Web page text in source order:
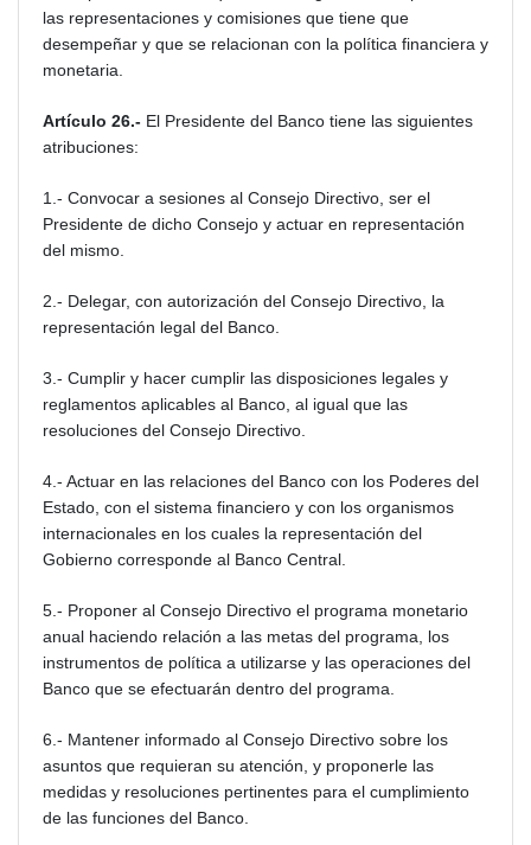
las representaciones y comisiones que tiene que
desempeñar y que se relacionan con la política financiera y
monetaria.
Artículo 26.- El Presidente del Banco tiene las siguientes
atribuciones:
1.- Convocar a sesiones al Consejo Directivo, ser el
Presidente de dicho Consejo y actuar en representación
del mismo.
2.- Delegar, con autorización del Consejo Directivo, la
representación legal del Banco.
3.- Cumplir y hacer cumplir las disposiciones legales y
reglamentos aplicables al Banco, al igual que las
resoluciones del Consejo Directivo.
4.- Actuar en las relaciones del Banco con los Poderes del
Estado, con el sistema financiero y con los organismos
internacionales en los cuales la representación del
Gobierno corresponde al Banco Central.
5.- Proponer al Consejo Directivo el programa monetario
anual haciendo relación a las metas del programa, los
instrumentos de política a utilizarse y las operaciones del
Banco que se efectuarán dentro del programa.
6.- Mantener informado al Consejo Directivo sobre los
asuntos que requieran su atención, y proponerle las
medidas y resoluciones pertinentes para el cumplimiento
de las funciones del Banco.